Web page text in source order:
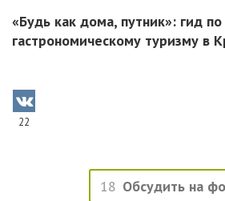
«Будь как дома, путник»: гид по
гастрономическому туризму в
22
18 Обсудить на